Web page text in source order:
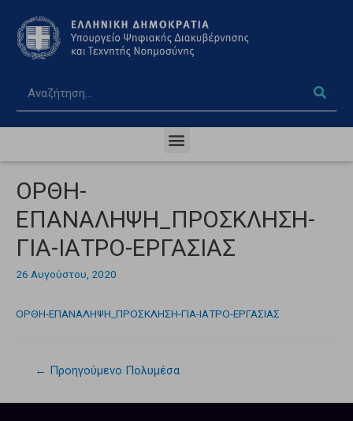
ΟΡΘΗ-
ΕΠΑΝΑΛΗΨΗ_ΠΡΟΣΚΛΗΣΗ-
ΓΙΑ-ΙΑΤΡΟ-ΕΡΓΑΣΙΑΣ
26 Αυγούστου, 2020
ΟΡΘΗ-ΕΠΑΝΑΛΗΨΗ_ΠΡΟΣΚΛΗΣΗ-ΓΙΑ-ΙΑΤΡΟ-ΕΡΓΑΣΙΑΣ
← Προηγούμενο Πολυμέσα